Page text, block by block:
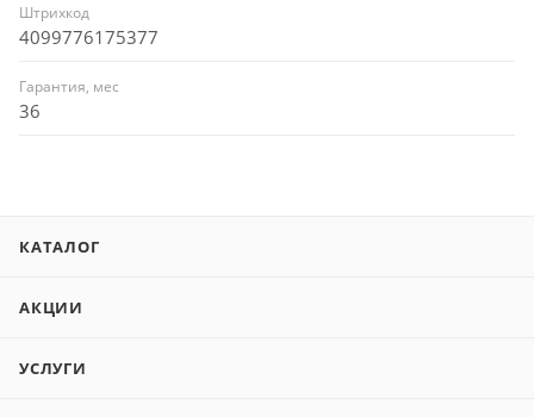
Штрихкод
4099776175377
Гарантия, мес
36
КАТАЛОГ
АКЦИИ
УСЛУГИ